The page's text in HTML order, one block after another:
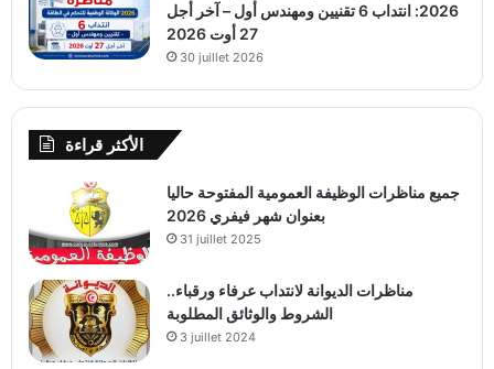
2026: انتداب 6 تقنيين ومهندس أول – آخر أجل
27 أوت 2026
30 juillet 2026
الأكثر قراءة
جميع مناظرات الوظيفة العمومية المفتوحة حاليا
بعنوان شهر فيفري 2026
31 juillet 2025
مناظرات الديوانة لانتداب عرفاء ورقباء..
الشروط والوثائق المطلوبة
3 juillet 2024